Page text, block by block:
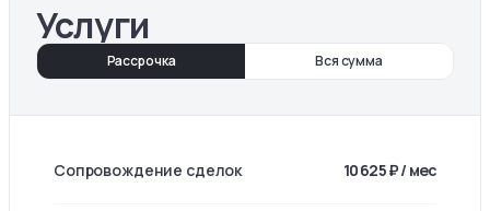
Услуги
Рассрочка Вся сумма
Сопровождение сделок 10 625 ₽ / мес